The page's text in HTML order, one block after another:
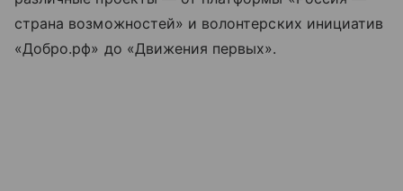
страна возможностей» и волонтерских инициатив
«Добро.рф» до «Движения первых».